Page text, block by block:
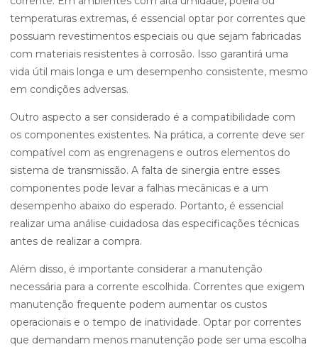
temperaturas extremas, é essencial optar por correntes que
possuam revestimentos especiais ou que sejam fabricadas
com materiais resistentes à corrosão. Isso garantirá uma
vida útil mais longa e um desempenho consistente, mesmo
em condições adversas.
Outro aspecto a ser considerado é a compatibilidade com
os componentes existentes. Na prática, a corrente deve ser
compatível com as engrenagens e outros elementos do
sistema de transmissão. A falta de sinergia entre esses
componentes pode levar a falhas mecânicas e a um
desempenho abaixo do esperado. Portanto, é essencial
realizar uma análise cuidadosa das especificações técnicas
antes de realizar a compra.
Além disso, é importante considerar a manutenção
necessária para a corrente escolhida. Correntes que exigem
manutenção frequente podem aumentar os custos
operacionais e o tempo de inatividade. Optar por correntes
que demandam menos manutenção pode ser uma escolha